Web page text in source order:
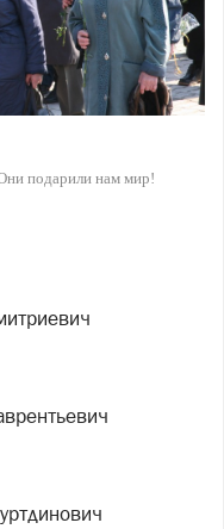
подарили нам мир!